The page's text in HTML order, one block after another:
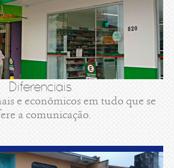
Diferenciais
e econômicos em tudo que se
a comunicação.